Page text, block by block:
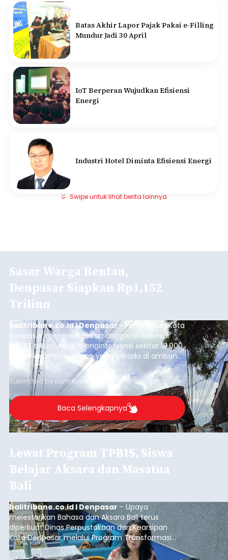
Batas Akhir Lapor Pajak Pakai e-Filling
Mundur Jadi 30 April
IoT Berperan Wujudkan Efisiensi
Energi
Industri Hotel Diminta Efisiensi Energi
Swipe untuk lihat berita lainnya
Sasar Warga Rentan,
Denpasar Siapkan Rp1,152
Triliun
balitribune.co.id I Denpasar - Pemerintah Kota
Denpasar mengalokasikan anggaran sebesar
Rp1,152 triliun untuk mengintervensi sekitar 18.000
warga kelompok rentan yang berada di ambang
garis kemiskinan. Langkah strategis ini diambil
guna menjaga masyarakat yang berada pada
kelompok desil 5 dan 6 tersebut agar tidak
merosot ke kategori miskin.
Submitted by contributor Thu, 08/06/2026 - 21:31
Baca Selengkapnya
Lewat Program TPBIS, Siswa
Belajar Aksara dan Masatua
Bali
balitribune.co.id I Denpasar – Upaya
melestarikan Bahasa dan Aksara Bali terus
diperkuat Dinas Perpustakaan dan Kearsipan
Kota Denpasar melalui Program Transformasi
Perpustakaan Berbasis Inklusi Sosial (TPBIS).